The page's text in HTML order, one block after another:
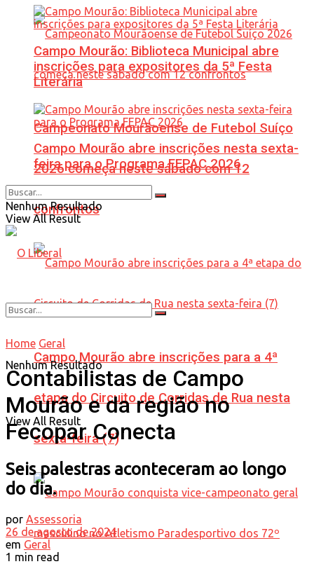
Campeonato Mourãoense de Futebol Suíço
2026 começa neste sábado com 12
confrontos
Campo Mourão abre inscrições para a 4ª
etapa do Circuito de Corridas de Rua nesta
sexta-feira (7)
Campo Mourão: Biblioteca Municipal abre
inscrições para expositores da 5ª Festa
Literária
Campo Mourão abre inscrições nesta sexta-
feira para o Programa FEPAC 2026
Nenhum Resultado
View All Result
Nenhum Resultado
View All Result
Home Geral
Contabilistas de Campo
Mourão e da região no
Fecopar Conecta
Seis palestras aconteceram ao longo
do dia.
por Assessoria
26 de agosto de 2024
em Geral
1 min read